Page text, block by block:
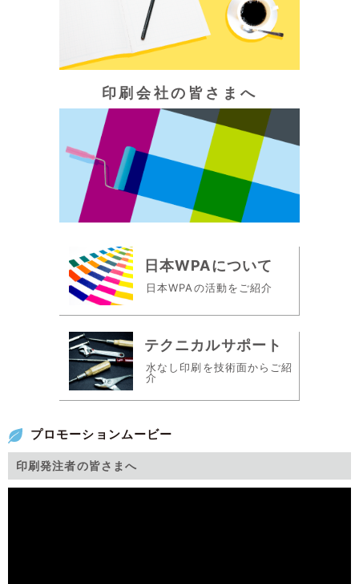
印刷会社の皆さまへ
日本WPAについて
日本WPAの活動をご紹介
テクニカルサポート
水なし印刷を技術面からご紹
介
プロモーションムービー
印刷発注者の皆さまへ